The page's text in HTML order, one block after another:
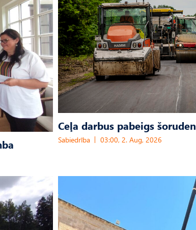
Ceļa darbus pabeigs šoruden
Sabiedrība 03:00, 2. Aug, 2026